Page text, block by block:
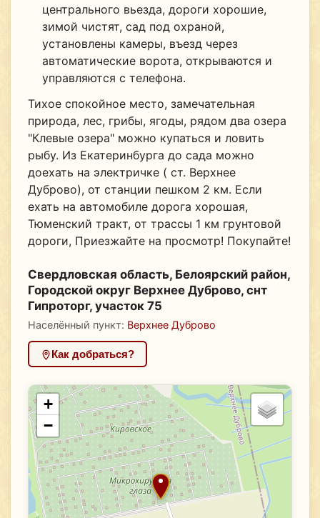
центрального вьезда, дороги хорошие,
зимой чистят, сад под охраной,
установлены камеры, въезд через
автоматические ворота, открываются и
управляются с телефона.
Тихое спокойное место, замечательная
природа, лес, грибы, ягоды, рядом два озера
"Клевые озера" можно купаться и ловить
рыбу. Из Екатеринбурга до сада можно
доехать на электричке ( ст. Верхнее
Дуброво), от станции пешком 2 км. Если
ехать на автомобиле дорога хорошая,
Тюменский тракт, от трассы 1 км грунтовой
дороги, Приезжайте на просмотр! Покупайте!
Свердловская область, Белоярский район,
Городской округ Верхнее Дуброво, снт
Гипроторг, участок 75
Населённый пункт: Верхнее Дуброво
Как добраться?
+
−